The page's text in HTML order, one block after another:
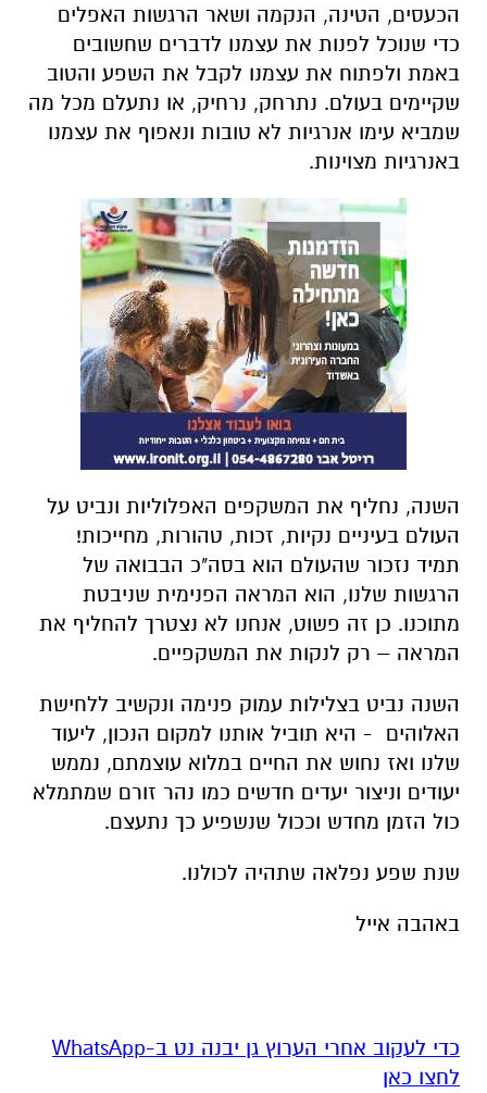
הכעסים, הטינה, הנקמה ושאר הרגשות האפלים
כדי שנוכל לפנות את עצמנו לדברים שחשובים
באמת ולפתוח את עצמנו לקבל את השפע והטוב
שקיימים בעולם. נתרחק, נרחיק, או נתעלם מכל מה
שמביא עימו אנרגיות לא טובות ונאפוף את עצמנו
באנרגיות מצוינות.
השנה, נחליף את המשקפים האפלוליות ונביט על
העולם בעיניים נקיות, זכות, טהורות, מחייכות!
תמיד נזכור שהעולם הוא בסה"כ הבבואה של
הרגשות שלנו, הוא המראה הפנימית שניבטת
מתוכנו. כן זה פשוט, אנחנו לא נצטרך להחליף את
המראה – רק לנקות את המשקפיים.
השנה נביט בצלילות עמוק פנימה ונקשיב ללחישת
האלוהים - היא תוביל אותנו למקום הנכון, ליעוד
שלנו ואז נחוש את החיים במלוא עוצמתם, נממש
יעודים וניצור יעדים חדשים כמו נהר זורם שמתמלא
כול הזמן מחדש וככול שנשפיע כך נתעצם.
שנת שפע נפלאה שתהיה לכולנו.
באהבה אייל
‏כדי לעקוב אחרי הערוץ גן יבנה נט ב-WhatsApp
לחצו כאן